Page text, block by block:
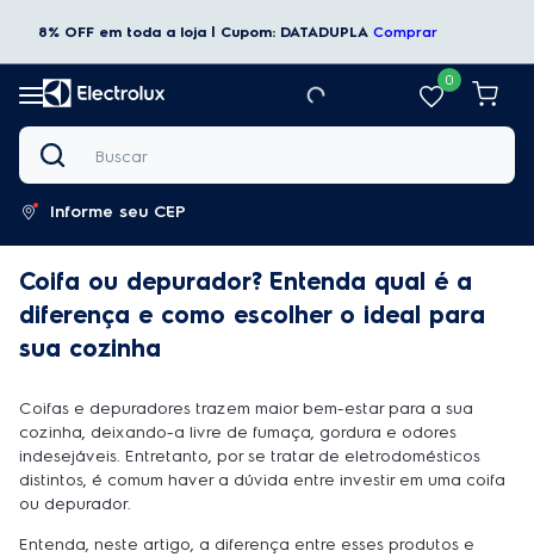
8% OFF em toda a loja | Cupom: DATADUPLA Comprar
0
Buscar
Informe seu CEP
Coifa ou depurador? Entenda qual é a
diferença e como escolher o ideal para
sua cozinha
Coifas e depuradores trazem maior bem-estar para a sua
cozinha, deixando-a livre de fumaça, gordura e odores
indesejáveis. Entretanto, por se tratar de eletrodomésticos
distintos, é comum haver a dúvida entre investir em uma coifa
ou depurador.
Entenda, neste artigo, a diferença entre esses produtos e